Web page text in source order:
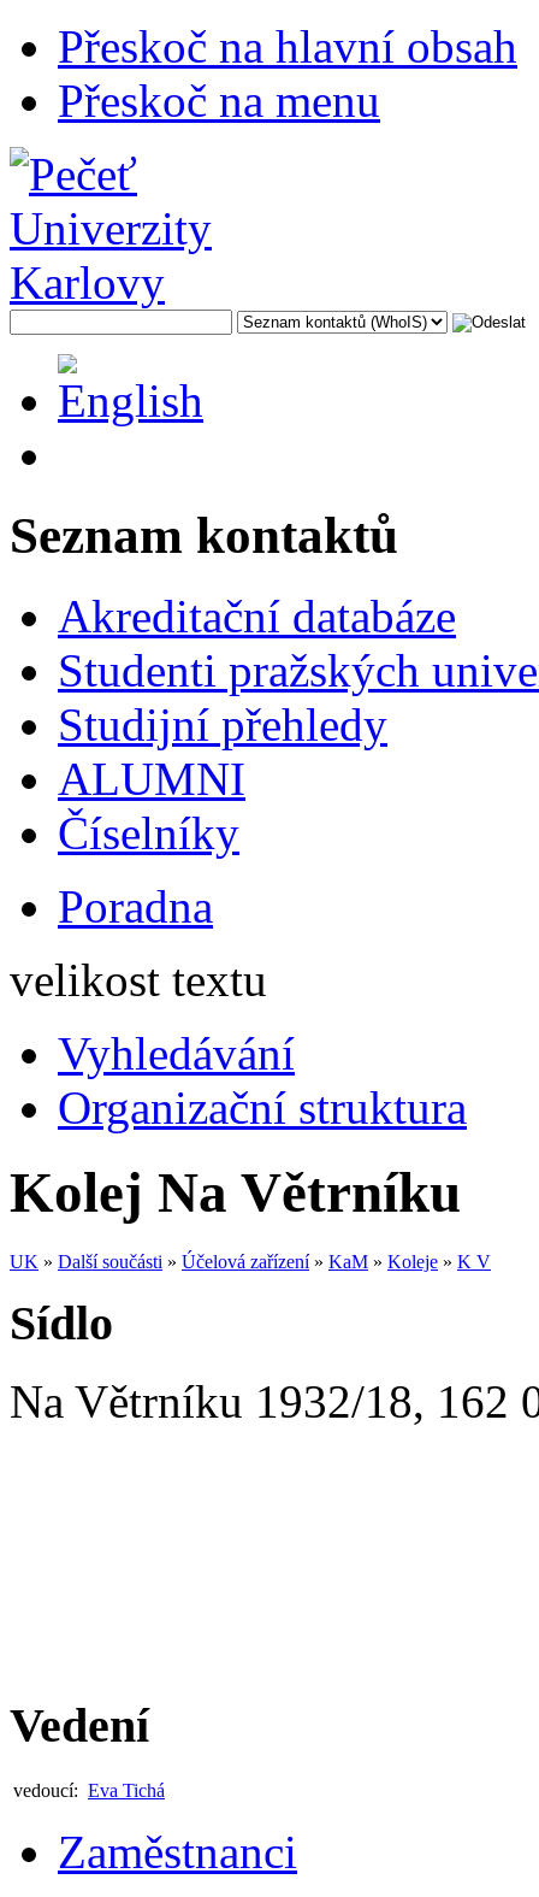
Přeskoč na hlavní obsah
Přeskoč na menu
Seznam kontaktů
Akreditační databáze
Studenti pražských
Studijní přehledy
ALUMNI
Číselníky
Poradna
velikost textu
Vyhledávání
Organizační struktura
Kolej Na Větrníku
UK » Další součásti » Účelová zařízení» KaM » Koleje » K V
Sídlo
Na Větrníku 1932/18, 162
Vedení
vedoucí: Eva Tichá
Zaměstnanci